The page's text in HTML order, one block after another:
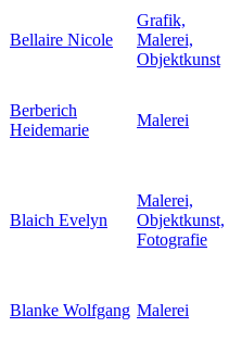
Bellaire Nicole
Grafik,
Malerei,
Objektkunst
Berberich
Heidemarie
Malerei
Blaich Evelyn
Malerei,
Objektkunst,
Fotografie
Blanke Wolfgang Malerei